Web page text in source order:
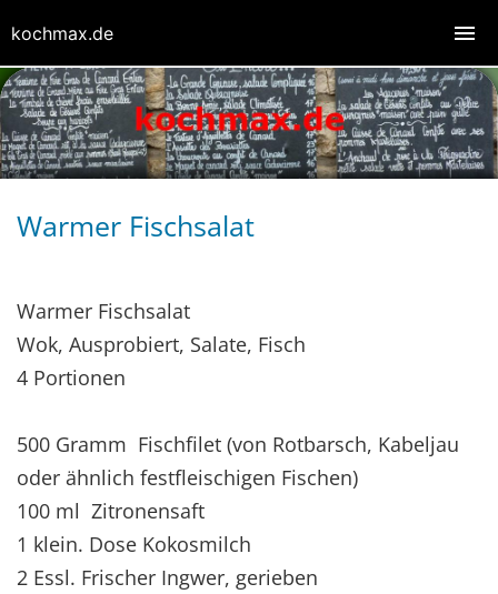
Warmer Fischsalat
Warmer Fischsalat
Wok, Ausprobiert, Salate, Fisch
4 Portionen
500 Gramm Fischfilet (von Rotbarsch, Kabeljau
oder ähnlich festfleischigen Fischen)
100 ml Zitronensaft
1 klein. Dose Kokosmilch
2 Essl. Frischer Ingwer, gerieben
kochmax.de